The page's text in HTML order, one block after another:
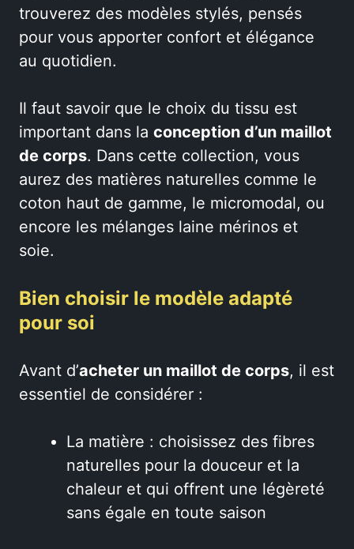
trouverez des modèles stylés, pensés
pour vous apporter confort et élégance
au quotidien.
Il faut savoir que le choix du tissu est
important dans la conception d’un maillot
de corps. Dans cette collection, vous
aurez des matières naturelles comme le
coton haut de gamme, le micromodal, ou
encore les mélanges laine mérinos et
soie.
Bien choisir le modèle adapté
pour soi
Avant d’acheter un maillot de corps, il est
essentiel de considérer :
La matière : choisissez des fibres
naturelles pour la douceur et la
chaleur et qui offrent une légèreté
sans égale en toute saison